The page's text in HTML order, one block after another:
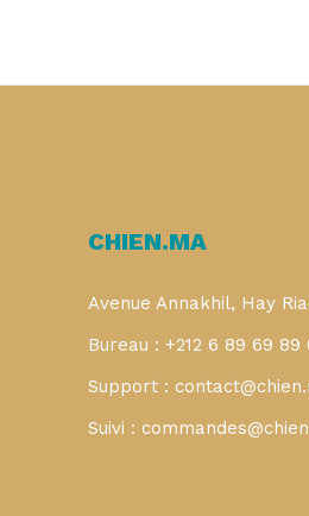
CHIEN.MA
Avenue Annakhil, Hay
Bureau : +212 6 89 69 89
Support :
Suivi :